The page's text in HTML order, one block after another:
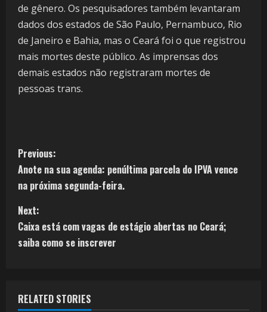
de gênero. Os pesquisadores também levantaram
dados dos estados de São Paulo, Pernambuco, Rio
de Janeiro e Bahia, mas o Ceará foi o que registrou
mais mortes deste público. As imprensas dos
demais estados não registraram mortes de
pessoas trans.
Previous:
Anote na sua agenda: penúltima parcela do IPVA vence
na próxima segunda-feira.
Next:
Caixa está com vagas de estágio abertas no Ceará;
saiba como se inscrever
RELATED STORIES